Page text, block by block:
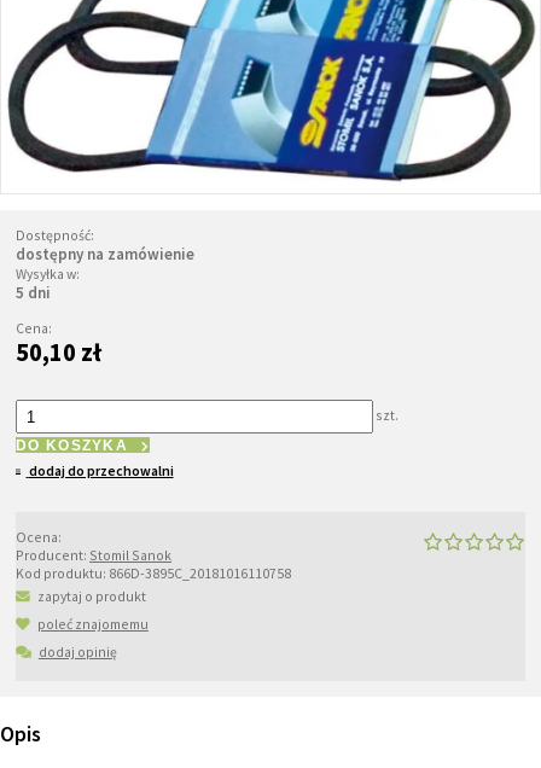
Dostępność:
dostępny na zamówienie
Wysyłka w:
5 dni
Cena:
50,10 zł
szt.
DO KOSZYKA
dodaj do przechowalni
Ocena:
Producent: Stomil Sanok
Kod produktu: 866D-3895C_20181016110758
zapytaj o produkt
poleć znajomemu
dodaj opinię
Opis